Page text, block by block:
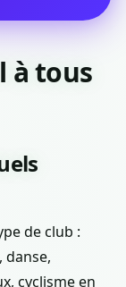
à tous
de club :
cyclisme en